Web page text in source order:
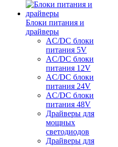
Блоки питания и
драйверы
AC/DC блоки
питания 5V
AC/DC блоки
питания 12V
AC/DC блоки
питания 24V
AC/DC блоки
питания 48V
Драйверы для
мощных
светодиодов
Драйверы для